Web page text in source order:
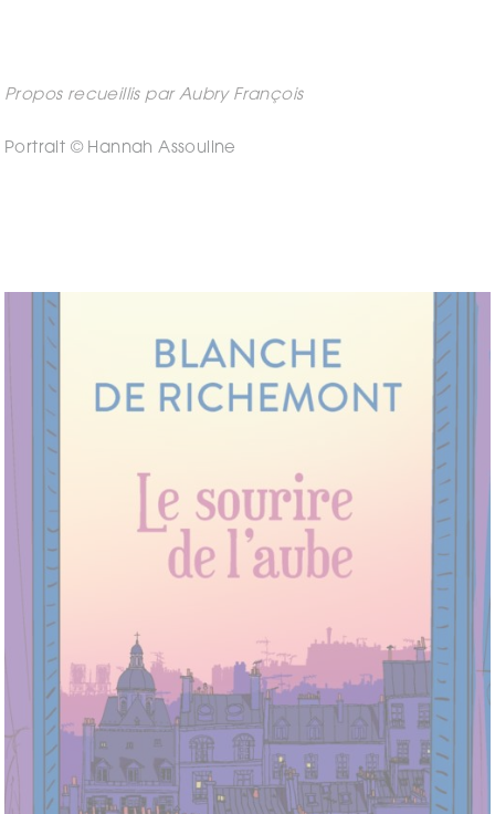
Propos recueillis par Aubry François
Portrait © Hannah Assouline